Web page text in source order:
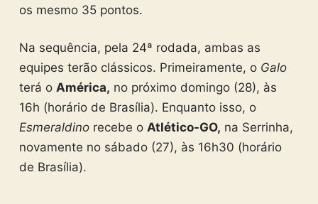
os mesmo 35 pontos.
Na sequência, pela 24ª rodada, ambas as
equipes terão clássicos. Primeiramente, o Galo
terá o América, no próximo domingo (28), às
16h (horário de Brasília). Enquanto isso, o
Esmeraldinorecebe o Atlético-GO, na Serrinha,
novamente no sábado (27), às 16h30 (horário
de Brasília).